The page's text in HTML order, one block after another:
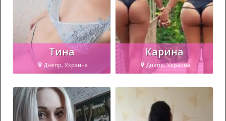
Тина
Днепр, Украина
Карина
Днепр, Украина